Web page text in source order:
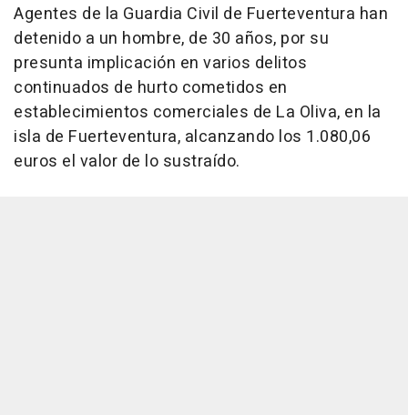
Agentes de la Guardia Civil de Fuerteventura han
detenido a un hombre, de 30 años, por su
presunta implicación en varios delitos
continuados de hurto cometidos en
establecimientos comerciales de La Oliva, en la
isla de Fuerteventura, alcanzando los 1.080,06
euros el valor de lo sustraído.